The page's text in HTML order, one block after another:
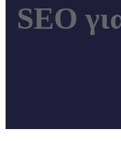
SEO